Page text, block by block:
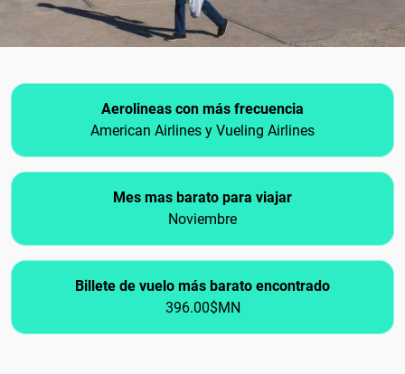
Aerolineas con más frecuencia
American Airlines y Vueling Airlines
Mes mas barato para viajar
Noviembre
Billete de vuelo más barato encontrado
396.00$MN